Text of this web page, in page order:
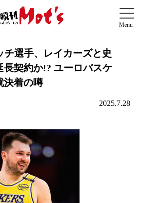
チ選手、レイカーズと史
長契約か!? ユーロバスケ
決着の噂
2025.7.28